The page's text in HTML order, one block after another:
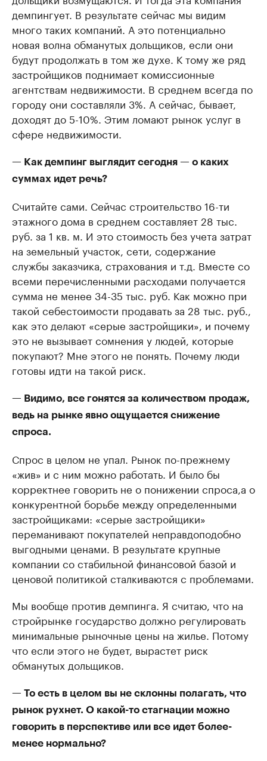
демпингует. В результате сейчас мы видим
много таких компаний. А это потенциально
новая волна обманутых дольщиков, если они
будут продолжать в том же духе. К тому же ряд
застройщиков поднимает комиссионные
агентствам недвижимости. В среднем всегда по
городу они составляли 3%. А сейчас, бывает,
доходят до 5-10%. Этим ломают рынок услуг в
сфере недвижимости.
— Как демпинг выглядит сегодня — о каких
суммах идет речь?
Считайте сами. Сейчас строительство 16-ти
этажного дома в среднем составляет 28 тыс.
руб. за 1 кв. м. И это стоимость без учета затрат
на земельный участок, сети, содержание
службы заказчика, страхования и т.д. Вместе со
всеми перечисленными расходами получается
сумма не менее 34-35 тыс. руб. Как можно при
такой себестоимости продавать за 28 тыс. руб.,
как это делают «серые застройщики», и почему
это не вызывает сомнения у людей, которые
покупают? Мне этого не понять. Почему люди
готовы идти на такой риск.
— Видимо, все гонятся за количеством продаж,
ведь на рынке явно ощущается снижение
спроса.
Спрос в целом не упал. Рынок по-прежнему
«жив» и с ним можно работать. И было бы
корректнее говорить не о понижении спроса,а о
конкурентной борьбе между определенными
застройщиками: «серые застройщики»
переманивают покупателей неправдоподобно
выгодными ценами. В результате крупные
компании со стабильной финансовой базой и
ценовой политикой сталкиваются с проблемами.
Мы вообще против демпинга. Я считаю, что на
стройрынке государство должно регулировать
минимальные рыночные цены на жилье. Потому
что если этого не будет, вырастет риск
обманутых дольщиков.
— То есть в целом вы не склонны полагать, что
рынок рухнет. О какой-то стагнации можно
говорить в перспективе или все идет более-
менее нормально?